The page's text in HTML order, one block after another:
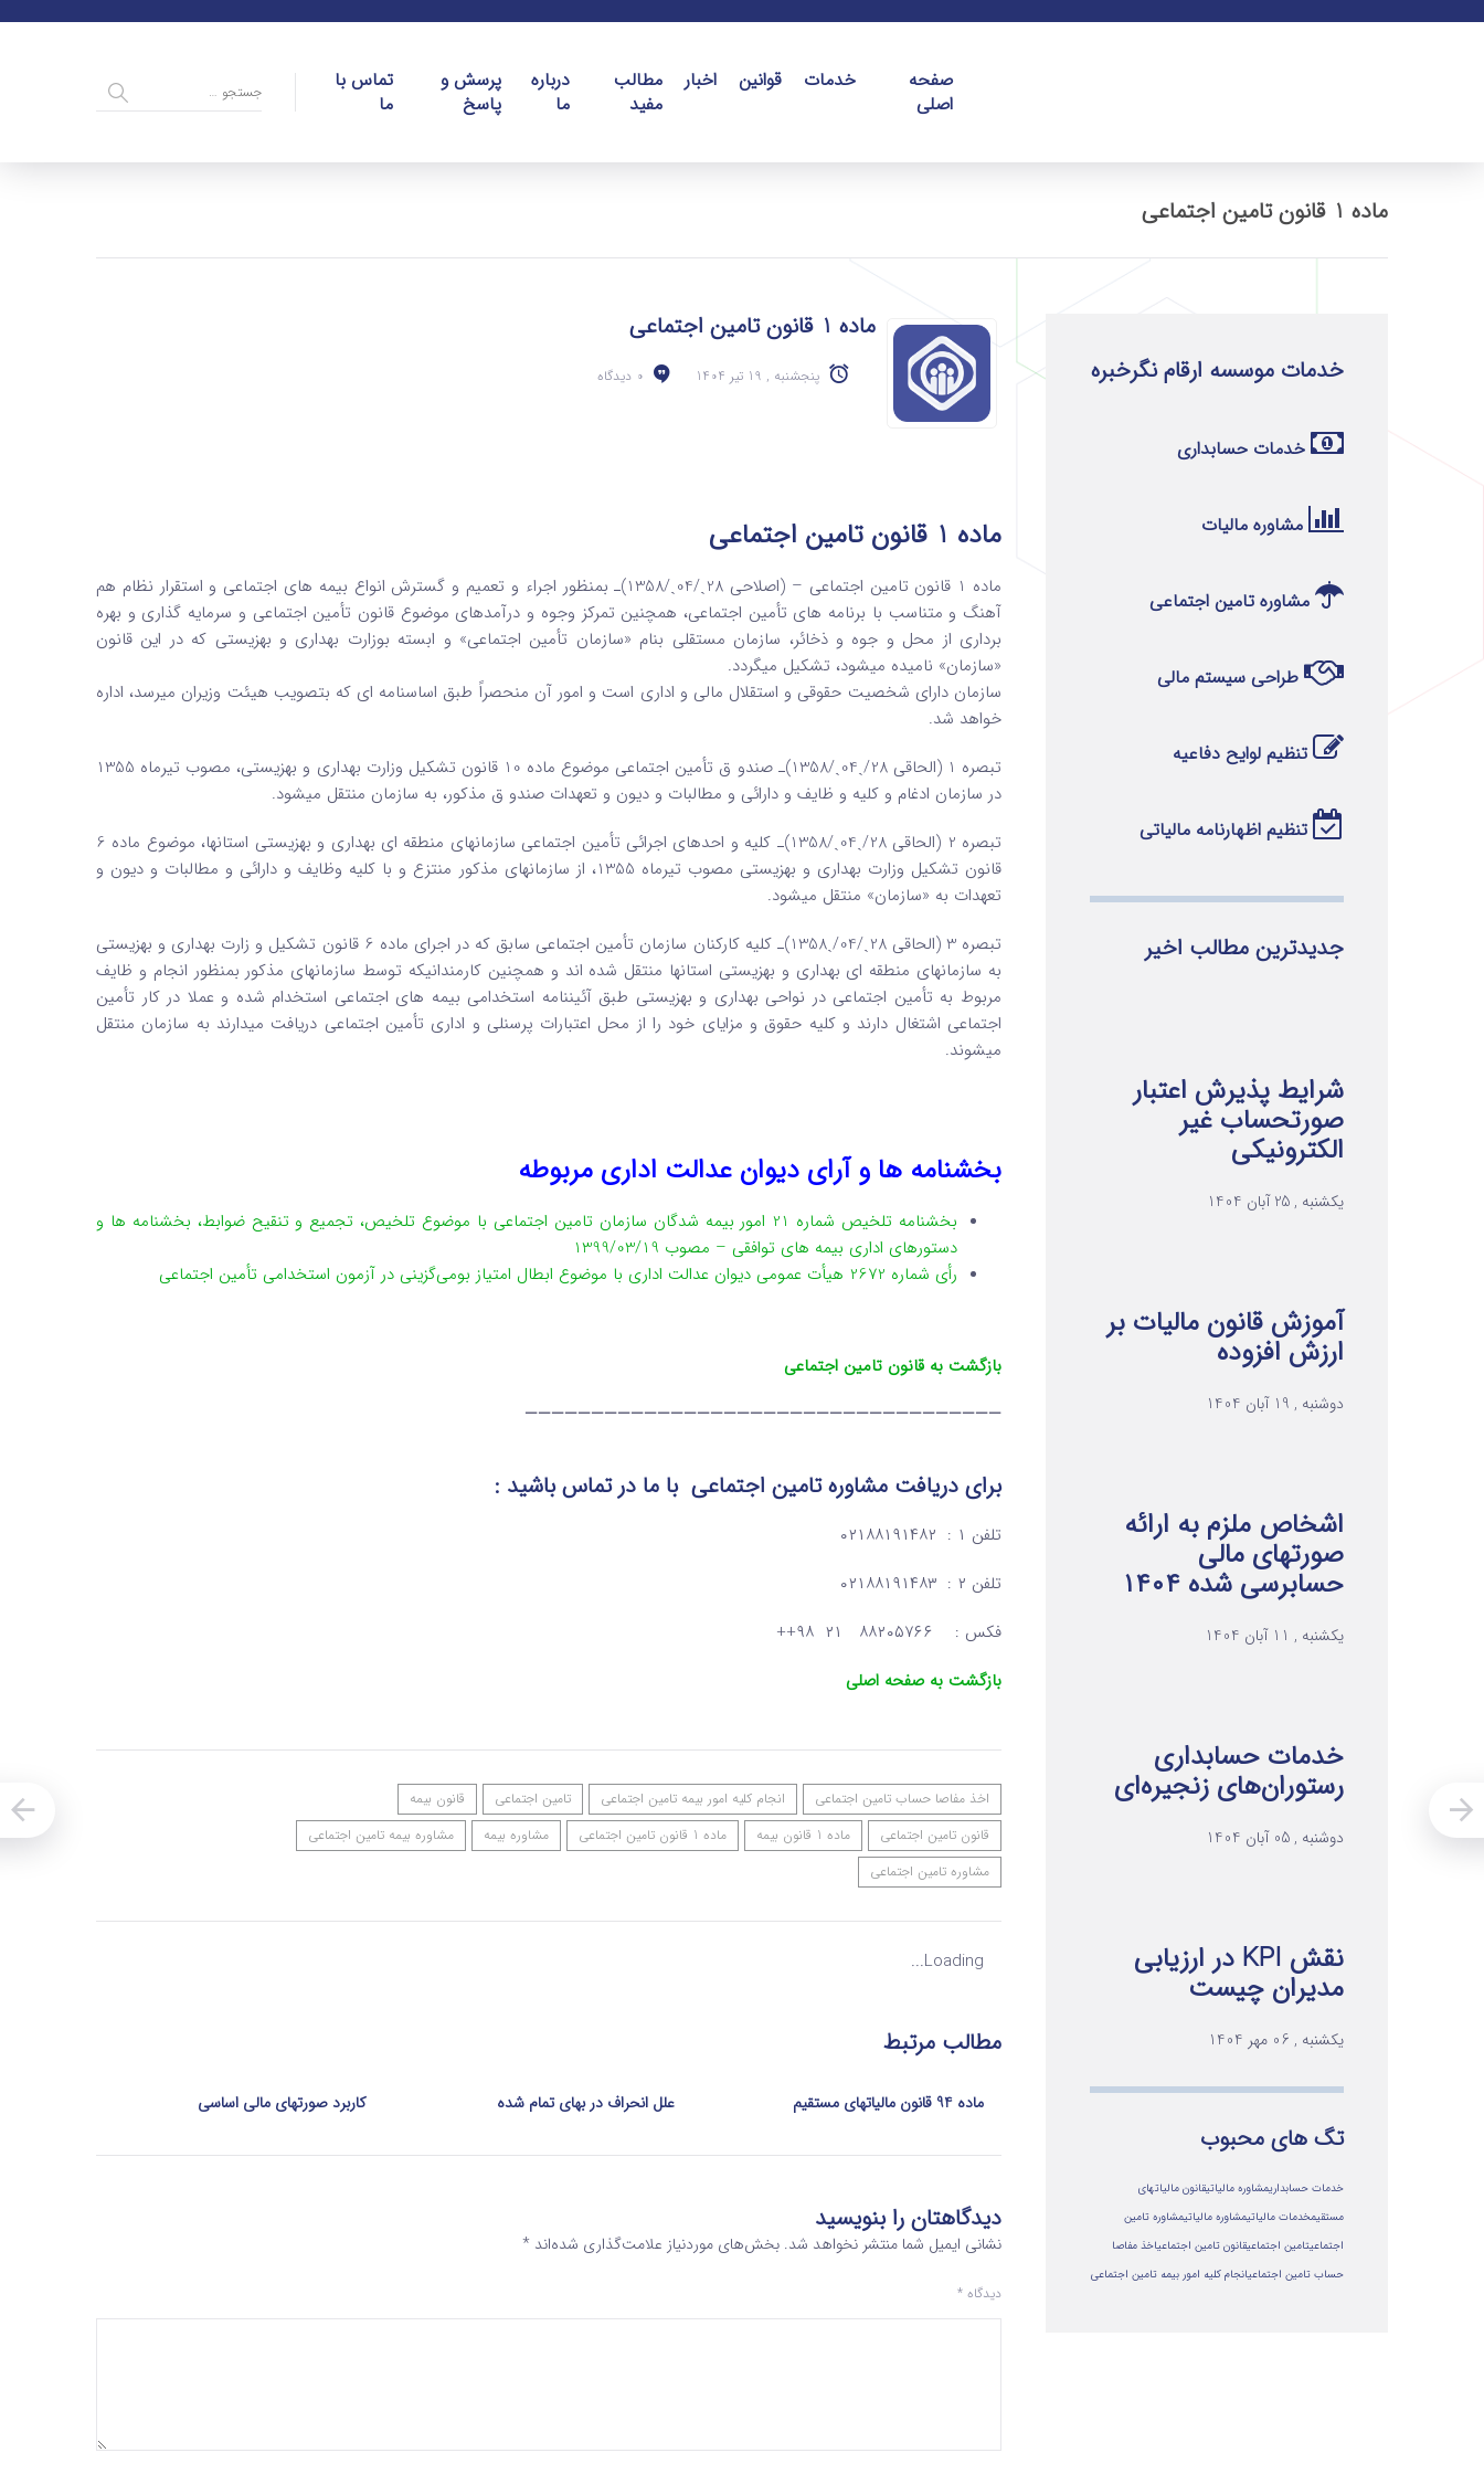
صفحه
اصلی
خدمات قوانین اخبار
مطالب
مفید
درباره
ما
پرسش و
پاسخ
تماس با
ما
ماده 1 قانون تامین اجتماعی
ماده 1 قانون تامین اجتماعی
پنجشنبه , 19 تیر 1404 0 دیدگاه
ماده 1 قانون تامین اجتماعی
ماده 1 قانون تامین اجتماعی – (اصلاحی 28ˏ/04ˏ/1358)ـ بمنظور اجراء و تعمیم و گسترش انواع بیمه های اجتماعی و استقرار نظام هم
آهنگ و متناسب با برنامه های تأمین اجتماعی، همچنین تمرکز وجوه و درآمدهای موضوع قانون تأمین اجتماعی و سرمایه گذاری و بهره
برداری از محل و جوه و ذخائر، سازمان مستقلی بنام «سازمان تأمین اجتماعی» و ابسته بوزارت بهداری و بهزیستی که در این قانون
«سازمان» نامیده میشود، تشکیل میگردد.
سازمان دارای شخصیت حقوقی و استقلال مالی و اداری است و امور آن منحصراً طبق اساسنامه ای که بتصویب هیئت وزیران میرسد، اداره
خواهد شد.
تبصره 1 (الحاقی 28/ˏ04ˏ/1358)ـ صندو ق تأمین اجتماعی موضوع ماده 10 قانون تشکیل وزارت بهداری و بهزیستی، مصوب تیرماه 1355
در سازمان ادغام و کلیه و ظایف و دارائی و مطالبات و دیون و تعهدات صندو ق مذکور، به سازمان منتقل میشود.
تبصره 2 (الحاقی 28/ˏ04ˏ/1358)ـ کلیه و احدهای اجرائی تأمین اجتماعی سازمانهای منطقه ای بهداری و بهزیستی استانها، موضوع ماده 6
قانون تشکیل وزارت بهداری و بهزیستی مصوب تیرماه 1355، از سازمانهای مذکور منتزع و با کلیه وظایف و دارائی و مطالبات و دیون و
تعهدات به «سازمان» منتقل میشود.
تبصره 3 (الحاقی 28ˏ/04/ˏ1358)ـ کلیه کارکنان سازمان تأمین اجتماعی سابق که در اجرای ماده 6 قانون تشکیل و زارت بهداری و بهزیستی
به سازمانهای منطقه ای بهداری و بهزیستی استانها منتقل شده اند و همچنین کارمندانیکه توسط سازمانهای مذکور بمنظور انجام و ظایف
مربوط به تأمین اجتماعی در نواحی بهداری و بهزیستی طبق آئیننامه استخدامی بیمه های اجتماعی استخدام شده و عملا در کار تأمین
اجتماعی اشتغال دارند و کلیه حقوق و مزایای خود را از محل اعتبارات پرسنلی و اداری تأمین اجتماعی دریافت میدارند به سازمان منتقل
میشوند.
بخشنامه ها و آرای دیوان عدالت اداری مربوطه
بخشنامه تلخیص شماره 21 امور بیمه شدگان سازمان تامین اجتماعی با موضوع تلخیص، تجمیع و تنقیح ضوابط، بخشنامه ها و
دستورهای اداری بیمه های توافقی – مصوب 1399/03/19
رأی شماره 2672 هیأت عمومی دیوان عدالت اداری با موضوع ابطال امتیاز بومی‌گزینی در آزمون استخدامی تأمین اجتماعی
بازگشت به قانون تامین اجتماعی
————————————————————————————————————
برای دریافت مشاوره تامین اجتماعیبا ما در تماسباشید :
تلفن ۱ : ۰۲۱۸۸۱۹۱۴۸۲
تلفن ۲ : ۰۲۱۸۸۱۹۱۴۸۳
فکس : ۸۸۲۰۵۷۶۶ ۲۱ ۹۸++
بازگشت به صفحه اصلی
اخذ مفاصا حساب تامین اجتماعی انجام کلیه امور بیمه تامین اجتماعی تامین اجتماعی
قانون بیمه
قانون تامین اجتماعی
ماده 1 قانون بیمه ماده 1 قانون تامین اجتماعی مشاوره بیمه
مشاوره بیمه تامین اجتماعی
مشاوره تامین اجتماعی
Loading...
مطالب مرتبط
کاربرد صورتهای مالی اساسی علل انحراف در بهای تمام شده ماده 94 قانون مالیاتهای مستقیم
دیدگاهتان را بنویسید
نشانی ایمیل شما منتشر نخواهد شد. بخش‌های موردنیاز علامت‌گذاری شده‌اند *
دیدگاه *
خدمات موسسه ارقام نگرخبره
خدمات حسابداری
مشاوره مالیات
مشاوره تامین اجتماعی
طراحی سیستم مالی
تنظیم لوایح دفاعیه
تنظیم اظهارنامه مالیاتی
جدیدترین مطالب اخیر
شرایط پذیرش اعتبار
صورتحساب غیر
الکترونیکی
یکشنبه , 25 آبان 1404
آموزش قانون مالیات بر
ارزش افزوده
دوشنبه , 19 آبان 1404
اشخاص ملزم به ارائه
صورتهای مالی
حسابرسی شده ۱۴۰۴
یکشنبه , 11 آبان 1404
خدمات حسابداری
رستوران‌های زنجیره‌ای
دوشنبه , 05 آبان 1404
نقش KPI در ارزیابی
مدیران چیست
یکشنبه , 06 مهر 1404
تگ های محبوب
خدمات حسابداریمشاوره مالیاتیقانون مالیاتهای
مستقیمخدمات مالیاتیمشاوره مالياتيمشاوره تامین
اجتماعیتامین اجتماعیقانون تامین اجتماعیاخذ مفاصا
حساب تامین اجتماعیانجام کلیه امور بیمه تامین اجتماعی